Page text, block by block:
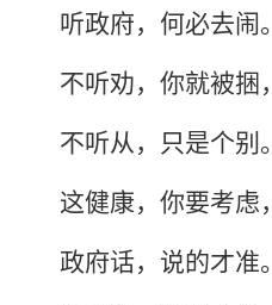
听政府，何必去闹。
不听劝，你就被捆，
不听从，只是个别。
这健康，你要考虑，
政府话，说的才准。